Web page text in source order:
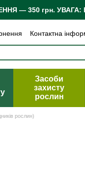
— 350 грн. УВАГА:
Контактна
Відгуки про магазин
Засоби
захисту
рослин
рослин)